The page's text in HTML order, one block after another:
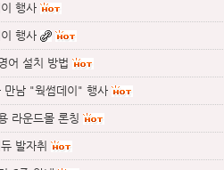
행사
행사
어 설치 방법
만남 "웍썸데이" 행사
라운드몰 론칭
발자취